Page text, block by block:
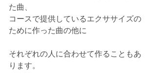
た曲、
コースで提供しているエクササイズの
ために作った曲の他に
それぞれの人に合わせて作ることもあ
ります。